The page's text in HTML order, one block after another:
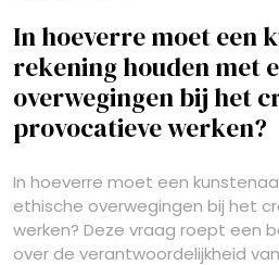
In hoeverre moet een
rekening houden met
overwegingen bij het
provocatieve werken?
In hoeverre moet een
ethische overwegingen bij het
werken? Deze vraag roept een
over de verantwoordelijkheid